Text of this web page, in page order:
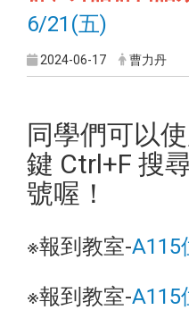
6/21(五)
2024-06-17 曹力丹
同學們可以
鍵 Ctrl+F 搜
號喔！
※報到教室-A115
※報到教室-A115